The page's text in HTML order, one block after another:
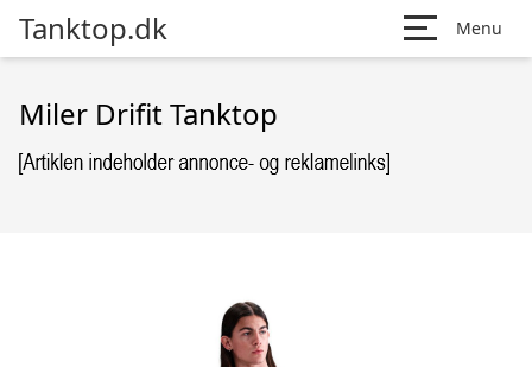
Tanktop.dk Menu
Miler Drifit Tanktop